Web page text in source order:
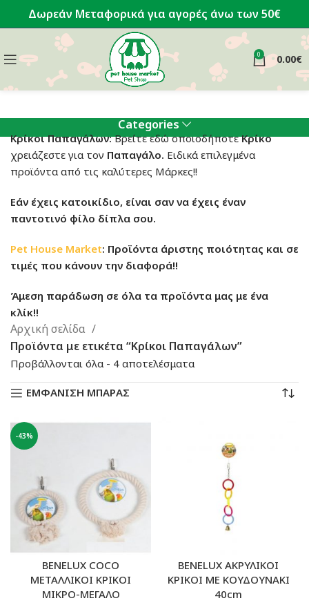
Δωρεάν Μεταφορικά για αγορές άνω των 50€
0 0.00€
Categories
Κρίκοι Παπαγάλων:Βρείτε εδώ οποιοδήποτεΚρίκο
χρειάζεστε για τον Παπαγάλο. Ειδικά επιλεγμένα
προϊόντα από τις καλύτερες Μάρκες!!
Εάν έχεις κατοικίδιο, είναι σαν να έχεις έναν
παντοτινό φίλο δίπλα σου.
Pet House Market: Προϊόντα άριστης ποιότητας και σε
τιμές που κάνουν την διαφορά!!
Άμεση παράδωση σε όλα τα προϊόντα μας με ένα
κλίκ!!
Αρχική σελίδα
Προϊόντα με ετικέτα “Κρίκοι Παπαγάλων”
Προβάλλονται όλα - 4 αποτελέσματα
by
ΕΜΦΑΝΙΣΗ ΜΠΑΡΑΣ
-43%
BENELUX COCO
ΜΕΤΑΛΛΙΚΟΙ ΚΡΙΚΟΙ
ΜΙΚΡΟ-ΜΕΓΑΛΟ
BENELUX ΑΚΡΥΛΙΚΟΙ
ΚΡΙΚΟΙ ΜΕ ΚΟΥΔΟΥΝΑΚΙ
40cm